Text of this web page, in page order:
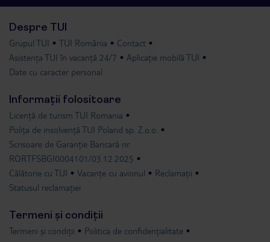
Despre TUI
Grupul TUI TUI România
Contact
Asistența TUI în vacanță 24/7
Aplicație mobilă TUI
Date cu caracter personal
Informații folositoare
Licență de turism TUI Romania
Polița de insolvență TUI Poland sp. Z.o.o.
Scrisoare de Garanție Bancară nr.
RORTFSBGI0004101/03.12.2025
Călătorie cu TUI
Vacanțe cu avionul
Reclamații
Statusul reclamației
Termeni și condiții
Termeni și condiții
Politica de confidențialitate